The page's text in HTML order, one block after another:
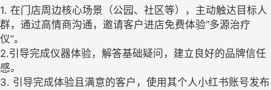
1. 在门店周边核心场景（公园、社区等），主动触达目标人
群，通过高情商沟通，邀请客户进店免费体验“多源治疗
仪”。
2.引导完成仪器体验，解答基础疑问，建立良好的品牌信任
感。
3. 引导完成体验且满意的客户，使用其个人小红书账号发布